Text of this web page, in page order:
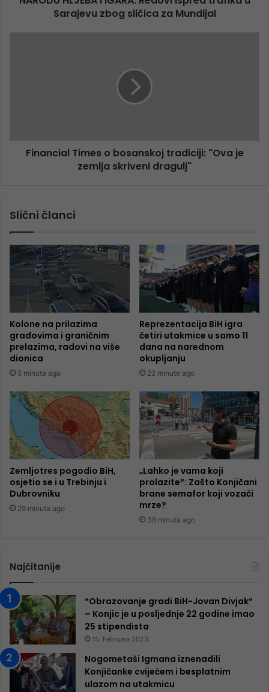
Sarajevu zbog sličica za Mundijal
Financial Times o bosanskoj tradiciji: "Ova je
zemlja skriveni dragulj"
Slični članci
Kolone na prilazima
gradovima i graničnim
prelazima, radovi na više
dionica
5 minuta ago
Reprezentacija BiH igra
četiri utakmice u samo 11
dana na narednom
okupljanju
22 minute ago
Zemljotres pogodio BiH,
osjetio se i u Trebinju i
Dubrovniku
29 minuta ago
„Lahko je vama koji
prolazite“: Zašto Konjičani
brane semafor koji vozači
mrze?
38 minuta ago
Najčitanije
“Obrazovanje gradi BiH-Jovan Divjak“
– Konjic je u posljednje 22 godine imao
25 ​​stipendista
15. Februara 2023.
Nogometaši Igmana iznenadili
Konjičanke cvijećem i besplatnim
ulazom na utakmicu